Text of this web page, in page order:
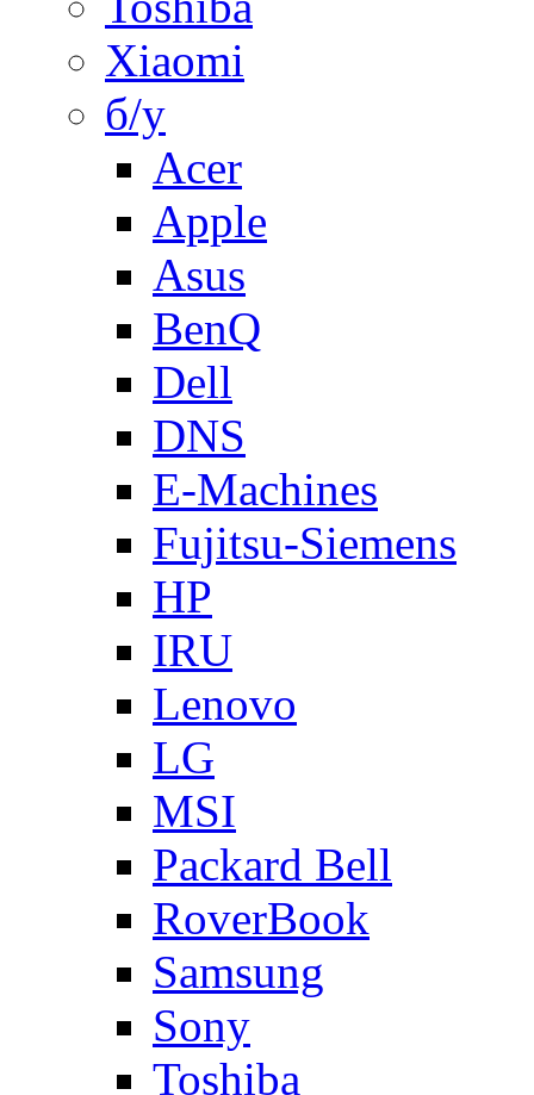
Xiaomi
б/у
Acer
Apple
Asus
BenQ
Dell
DNS
E-Machines
Fujitsu-Siemens
HP
IRU
Lenovo
LG
MSI
Packard Bell
RoverBook
Samsung
Sony
Toshiba